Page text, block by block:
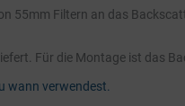
55mm Filtern an das
Für die Montage ist das
wann verwendest.